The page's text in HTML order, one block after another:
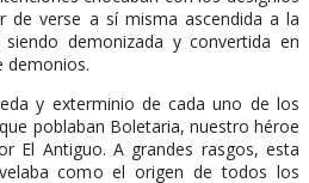
de verse a sí misma ascendida a la
demonizada y convertida en
demonios.
y exterminio de cada uno de los
poblaban Boletaria, nuestro héroe
El Antiguo. A grandes rasgos, esta
como el origen de todos los